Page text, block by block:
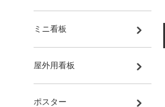
ミニ看板
屋外用看板
ポスター